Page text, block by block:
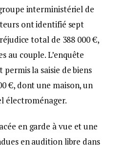
interministériel de
ont identifié sept
total de 388 000 €,
au couple. L’enquête
la saisie de biens
€, dont une maison, un
électroménager.
en garde à vue et une
en audition libre dans